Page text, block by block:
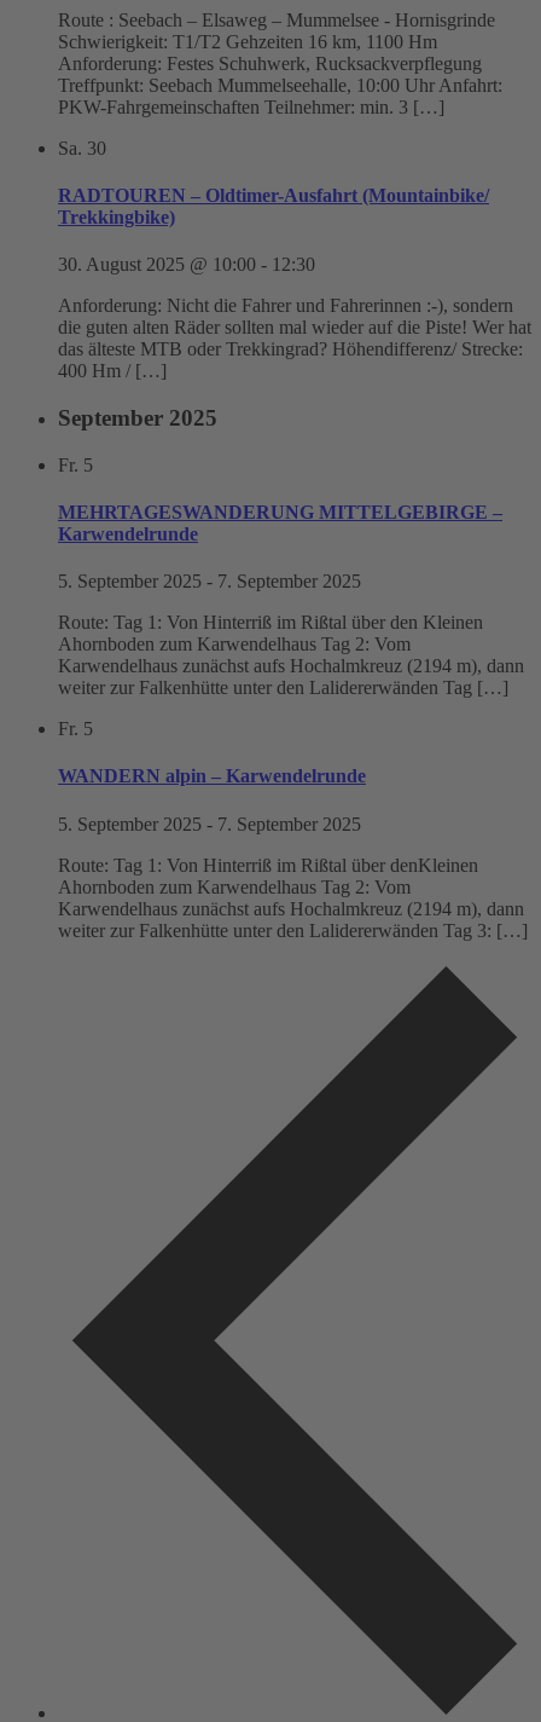
Route : Seebach – Elsaweg – Mummelsee - Hornisgrinde
Schwierigkeit: T1/T2 Gehzeiten 16 km, 1100 Hm
Anforderung: Festes Schuhwerk, Rucksackverpflegung
Treffpunkt: Seebach Mummelseehalle, 10:00 Uhr Anfahrt:
PKW-Fahrgemeinschaften Teilnehmer: min. 3 […]
Sa. 30
RADTOUREN – Oldtimer-Ausfahrt (Mountainbike/
Trekkingbike)
30. August 2025 @ 10:00 - 12:30
Anforderung: Nicht die Fahrer und Fahrerinnen :-), sondern
die guten alten Räder sollten mal wieder auf die Piste! Wer hat
das älteste MTB oder Trekkingrad? Höhendifferenz/ Strecke:
400 Hm / […]
September 2025
Fr. 5
MEHRTAGESWANDERUNG MITTELGEBIRGE –
Karwendelrunde
5. September 2025 - 7. September 2025
Route: Tag 1: Von Hinterriß im Rißtal über den Kleinen
Ahornboden zum Karwendelhaus Tag 2: Vom
Karwendelhaus zunächst aufs Hochalmkreuz (2194 m), dann
weiter zur Falkenhütte unter den Lalidererwänden Tag […]
Fr. 5
WANDERN alpin – Karwendelrunde
5. September 2025 - 7. September 2025
Route: Tag 1: Von Hinterriß im Rißtal über denKleinen
Ahornboden zum Karwendelhaus Tag 2: Vom
Karwendelhaus zunächst aufs Hochalmkreuz (2194 m), dann
weiter zur Falkenhütte unter den Lalidererwänden Tag 3: […]